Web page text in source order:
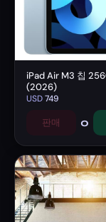
iPad Air M3 칩
(2026)
USD749
판매 0